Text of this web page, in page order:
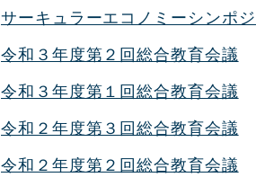
サーキュラーエコノミーシンポ
令和３年度第２回総合教育会議
令和３年度第１回総合教育会議
令和２年度第３回総合教育会議
令和２年度第２回総合教育会議